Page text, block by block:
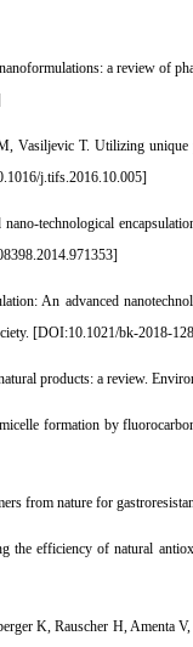
a review of
Vasiljevic T. Utilizing
j.tifs.2016.10.005]
technological
]
An advanced
[DOI:10.1021/bk-2018-
products: a review.
formation by
from nature for
efficiency of natural
K, Rauscher H,